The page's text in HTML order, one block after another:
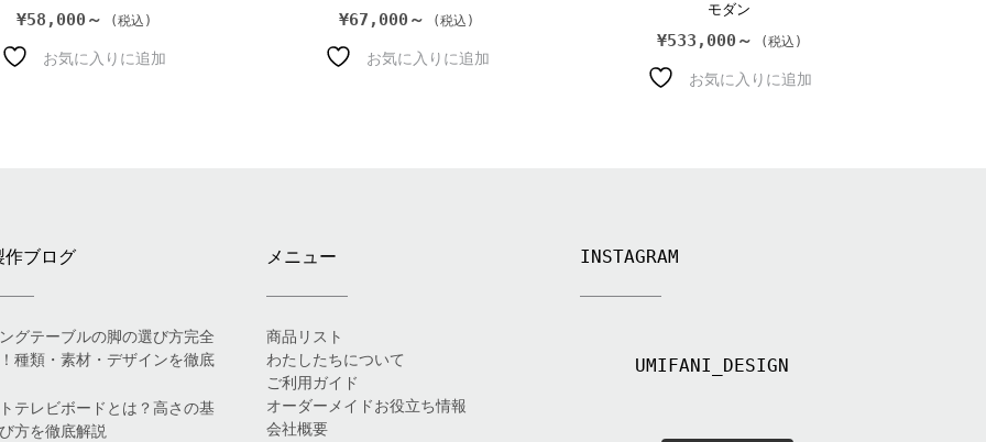
¥58,000～
お気に入りに追加
¥67,000～
お気に入りに追加
モダン
¥533,000～
お気に入りに追加
作ブログ
グテーブルの脚の選び方完全
種類・素材・デザインを徹底
テレビボードとは？高さの基
方を徹底解説
メニュー
商品リスト
わたしたちについて
ご利用ガイド
オーダーメイドお役立ち情報
会社概要
INSTAGRAM
UMIFANI_DESIGN